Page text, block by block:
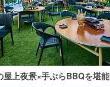
屋上夜景×手ぶらBBQを堪能